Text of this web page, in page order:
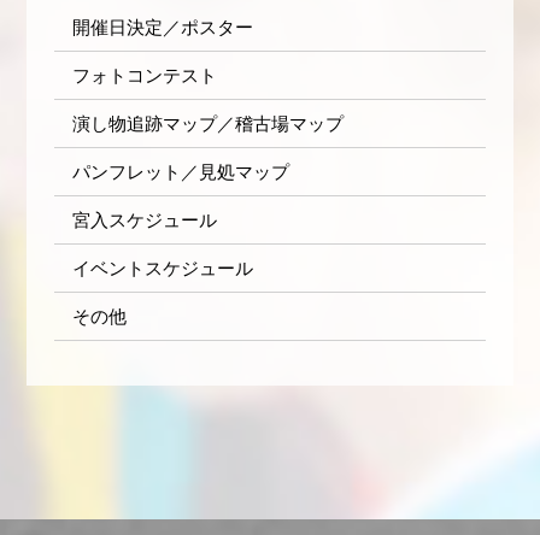
開催日決定／ポスター
フォトコンテスト
演し物追跡マップ／稽古場マップ
パンフレット／見処マップ
宮入スケジュール
イベントスケジュール
その他